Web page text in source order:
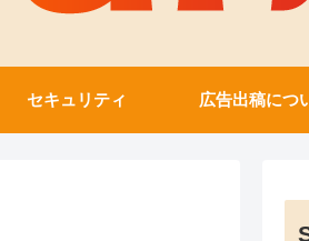
セキュリティ 広告出稿につ